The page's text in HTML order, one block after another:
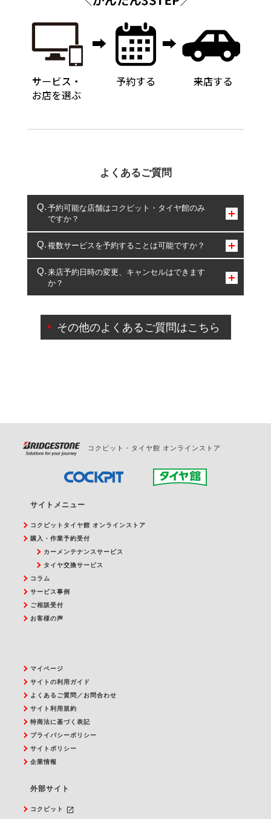
よくあるご質問
予約可能な店舗はコクピット・タイヤ館のみ
ですか？
コクピット・タイヤ館のみとなります。
複数サービスを予約することは可能ですか？
複数サービスのご予約は可能です。
一部の商品・サービスの組み合わせに限り、同時にご予約が
出来ないものもございます。
来店予約日時の変更、キャンセルはできます
か？
ご来店予約日の3営業日前を過ぎている場合のご予約
の日時変更につきましては、直接ご予約の店舗まで
その他のよくあるご質問はこちら
コクピット・タイヤ館 オンラインストア
サイトメニュー
コクピットタイヤ館 オンラインストア
購入・作業予約受付
カーメンテナンスサービス
タイヤ交換サービス
コラム
サービス事例
ご相談受付
お客様の声
マイページ
サイトの利用ガイド
よくあるご質問／お問合わせ
サイト利用規約
特商法に基づく表記
プライバシーポリシー
サイトポリシー
企業情報
外部サイト
コクピット
launch